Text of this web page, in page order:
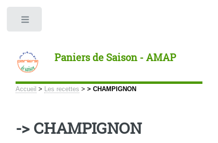
Paniers de Saison - AMAP
Accueil > Les recettes > > CHAMPIGNON
-> CHAMPIGNON
Panneau de gestion des cookies